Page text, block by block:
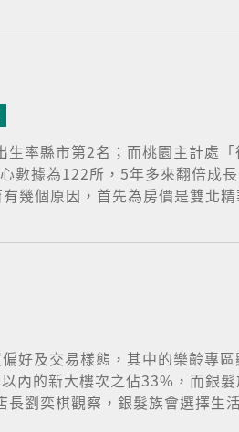
率縣市第2名；而桃園主計處
數據為122所，5年多來翻倍成
幾個原因，首先為房價是雙北
及交易樣態，其中的樂齡專
內的新大樓次之佔33%，而銀
劉奕棋觀察，銀髮族會選擇生